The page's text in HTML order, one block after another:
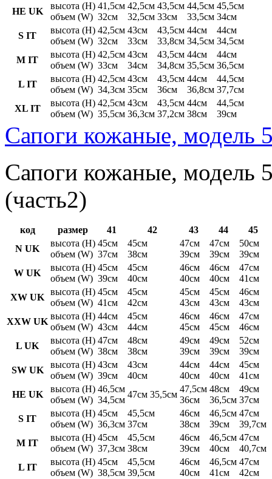
HE UK
высота (H)
объем (W)
41,5см
32см
42,5см
32,5см
43,5см
33см
44,5см
33,5см
45,5см
34см
S IT
высота (H)
объем (W)
42,5см
32см
43см
33см
43,5см
33,8см
44см
34,5см
44см
34,5см
M IT
высота (H)
объем (W)
42,5см
33см
43см
34см
43,5см
34,8см
44см
35,5см
44см
36,5см
L IT
высота (H)
объем (W)
42,5см
34,3см
43см
35см
43,5см
36см
44см
36,8см
44,5см
37,7см
XL IT
высота (H)
объем (W)
42,5см
35,5см
43см
36,3см
43,5см
37,2см
44см
38см
44,5см
39см
Сапоги кожаные, модель
Сапоги кожаные, модель
(часть2)
код размер 41 42 43 44
45
N UK
высота (H)
объем (W)
45см
37см
45см
38см
47см
39см
47см
39см
50см
39см
W UK
высота (H)
объем (W)
45см
39см
45см
40см
46см
40см
46см
40см
47см
41см
XW UK
высота (H)
объем (W)
45см
41см
45см
42см
45см
43см
45см
43см
46см
43см
XXW UK
высота (H)
объем (W)
44см
43см
45см
44см
46см
45см
46см
45см
47см
46см
L UK
высота (H)
объем (W)
47см
38см
48см
38см
49см
39см
49см
39см
52см
39см
SW UK
высота (H)
объем (W)
43см
39см
43см
40см
44см
40см
44см
40см
45см
41см
HE UK
высота (H)
объем (W)
46,5см
34,5см
47см 35,5см
47,5см
36см
48см
36,5см
49см
37см
S IT
высота (H)
объем (W)
45см
36,3см
45,5см
37см
46см
38см
46,5см
39см
47см
39,7см
M IT
высота (H)
объем (W)
45см
37,3см
45,5см
38см
46см
39см
46,5см
40см
47см
40,7см
L IT
высота (H)
объем (W)
45см
38,5см
45,5см
39,5см
46см
40см
46,5см
41см
47см
42см